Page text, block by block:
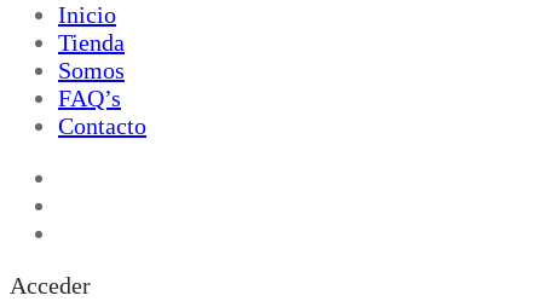
Inicio
Tienda
Somos
FAQ’s
Contacto
Acceder